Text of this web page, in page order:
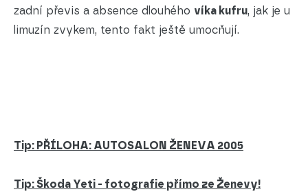
zadní převis a absence dlouhého víka kufru, jak je u
limuzín zvykem, tento fakt ještě umocňují.
Tip: PŘÍLOHA: AUTOSALON ŽENEVA 2005
Tip: Škoda Yeti - fotografie přímo ze Ženevy!